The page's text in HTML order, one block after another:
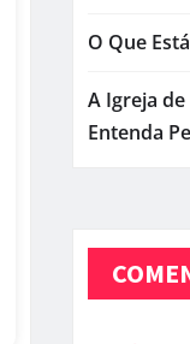
O Que
A Igreja
Entenda